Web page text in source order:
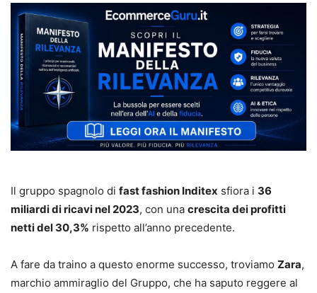
Il gruppo spagnolo di fast fashion Inditex sfiora i 36
miliardi di ricavi nel 2023, con una crescita dei profitti
netti del 30,3% rispetto all’anno precedente.
A fare da traino a questo enorme successo, troviamo Zara,
marchio ammiraglio del Gruppo, che ha saputo reggere al